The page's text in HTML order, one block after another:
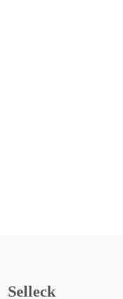
Selleck